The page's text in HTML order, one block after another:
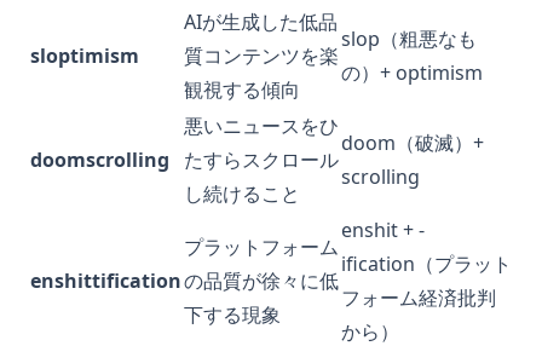
sloptimism
AIが生成した低品
質コンテンツを楽
観視する傾向
slop（粗悪なも
の）+ optimism
doomscrolling
悪いニュースをひ
たすらスクロール
し続けること
doom（破滅）+
scrolling
enshittification
プラットフォーム
の品質が徐々に低
下する現象
enshit + -
ification（プラット
フォーム経済批判
から）